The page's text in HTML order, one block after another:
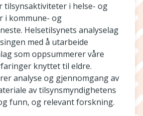
tilsynsaktiviteter i helse- og
i kommune- og
Helsetilsynets analyselag
med å utarbeide
som oppsummerer våre
knyttet til eldre.
analyse og gjennomgang av
av tilsynsmyndighetens
funn, og relevant forskning.